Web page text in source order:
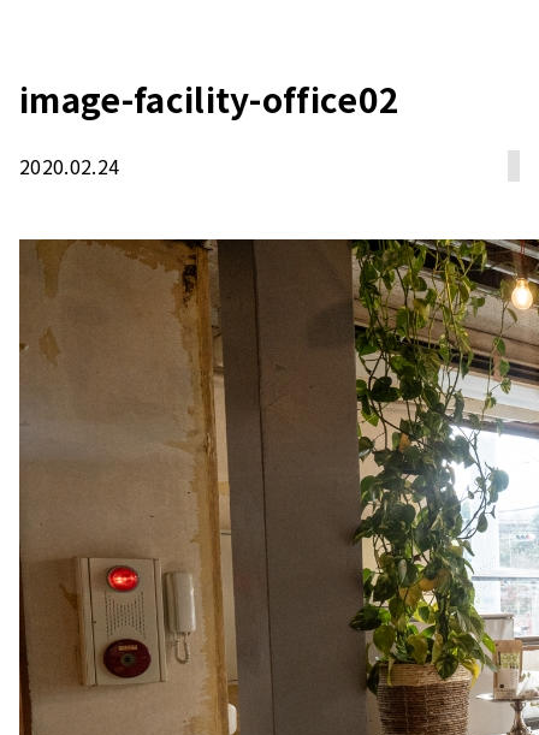
image-facility-office02
2020.02.24